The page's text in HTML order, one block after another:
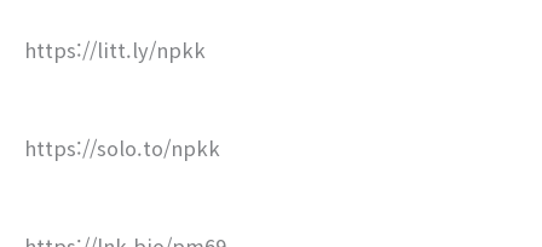
https://litt.ly/npkk
https://solo.to/npkk